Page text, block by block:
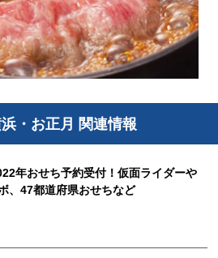
・お正月 関連情報
年おせち予約受付！仮面ライダーや
、47都道府県おせちなど